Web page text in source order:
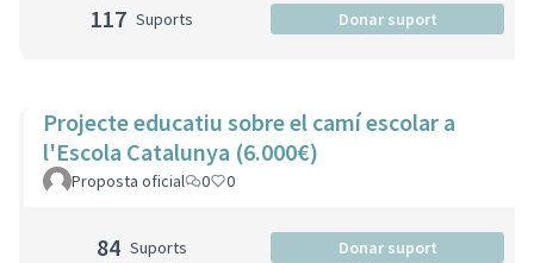
117 Suports Donar suport
Projecte educatiu sobre el camí escolar a
l'Escola Catalunya (6.000€)
Proposta oficial 0 0
84 Suports Donar suport